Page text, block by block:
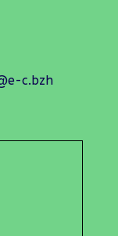
c.bzh